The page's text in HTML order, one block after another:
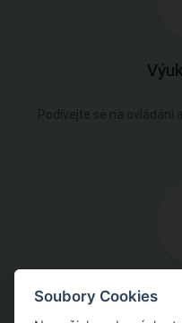
Podívejte se na ovládání
Soubory Cookies